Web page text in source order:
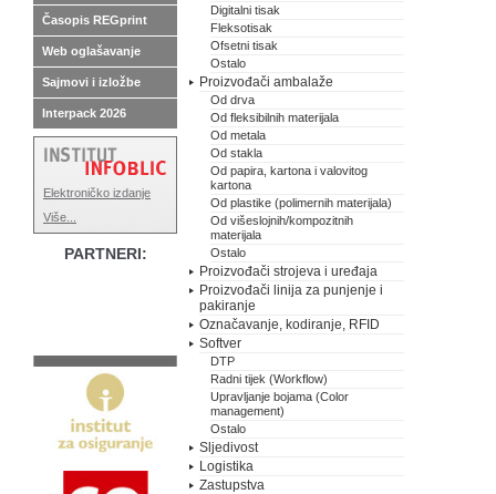
Digitalni tisak
Fleksotisak
Ofsetni tisak
Ostalo
Proizvođači ambalaže
Od drva
Od fleksibilnih materijala
Od metala
Od stakla
Od papira, kartona i valovitog
kartona
Od plastike (polimernih materijala)
Od višeslojnih/kompozitnih
materijala
Ostalo
Proizvođači strojeva i uređaja
Proizvođači linija za punjenje i
pakiranje
Označavanje, kodiranje, RFID
Softver
DTP
Radni tijek (Workflow)
Upravljanje bojama (Color
management)
Ostalo
Sljedivost
Logistika
Zastupstva
Časopis REGprint
Web oglašavanje
Sajmovi i izložbe
Interpack 2026
Elektroničko izdanje
Više...
PARTNERI: